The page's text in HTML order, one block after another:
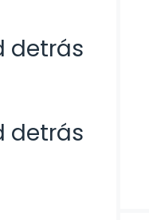
detrás
detrás